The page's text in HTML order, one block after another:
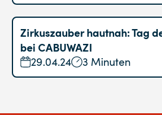
Zirkuszauber hautnah: Tag
bei CABUWAZI
29.04.24 3 Minuten